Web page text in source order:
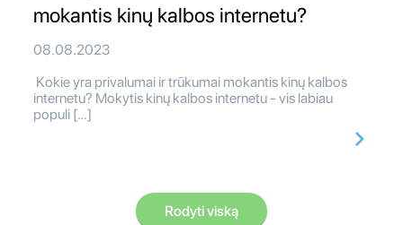
mokantis kinų kalbos internetu?
08.08.2023
Kokie yra privalumai ir trūkumai mokantis kinų kalbos
internetu? Mokytis kinų kalbos internetu - vis labiau
populi […]
Rodyti viską